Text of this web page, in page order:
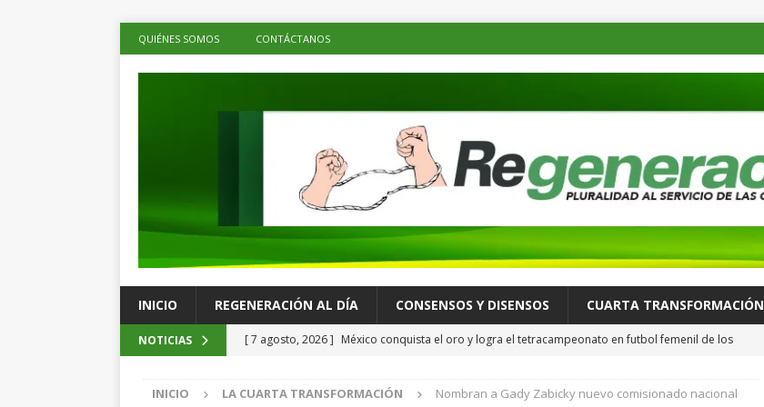
QUIÉNES SOMOS CONTÁCTANOS
INICIO REGENERACIÓN AL DÍA CONSENSOS Y DISENSOS CUARTA TRANSFORMACIÓN
NOTICIAS [ 7 agosto, 2026 ] México conquista el oro y logra el tetracampeonato en futbol femenil de los
[ 7 agosto, 2026 ] La economía de las familias mexicanas mejora; hay bienestar: presidenta
INICIO LA CUARTA TRANSFORMACIÓN
Nombran a Gady Zabicky nuevo comisionado nacional